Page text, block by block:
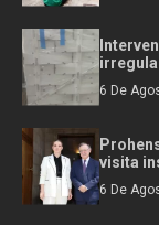
6 De
visita
6 De